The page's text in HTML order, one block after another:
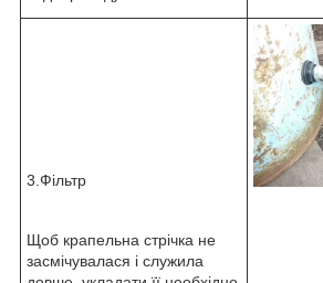
3.Фільтр
Щоб крапельна стрічка не
засмічувалася і служила